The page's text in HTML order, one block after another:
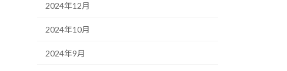
2024年12月
2024年10月
2024年9月